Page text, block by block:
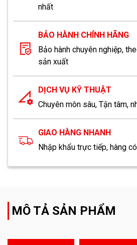
nhất
BẢO HÀNH CHÍNH HÃNG
Bảo hành chuyên nghiệp,
sản xuất
DỊCH VỤ KỸ THUẬT
Chuyên môn sâu, Tận tâm,
GIAO HÀNG NHANH
Nhập khẩu trực tiếp, hàng
MÔ TẢ SẢN PHẨM